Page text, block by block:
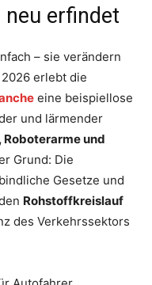
neu erfindet
– sie verändern
erlebt die
eine beispiellose
und lärmender
Roboterarme und
Grund: Die
Gesetze und
Rohstoffkreislauf
des Verkehrssektors